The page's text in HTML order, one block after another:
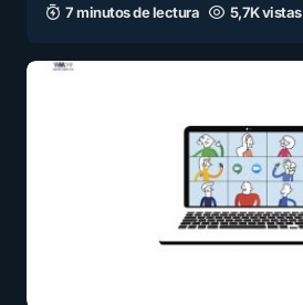
7 minutos de lectura 5,7K vistas